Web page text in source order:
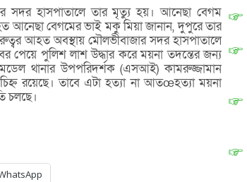
সদর হাসপাতালে তার মৃত্যু হয়। আনেছা বেগম
আনেছা বেগমের ভাই মকু মিয়া জানান, দুপুরে তার
আহত অবস্থায় মৌলভীবাজার সদর হাসপাতালে
পেয়ে পুলিশ লাশ উদ্ধার করে ময়না তদন্তের জন্য
থানার উপপরিদর্শক (এসআই) কামরুজ্জামান
রয়েছে। তাবে এটা হত্যা না আতœহত্যা ময়না
চলছে।